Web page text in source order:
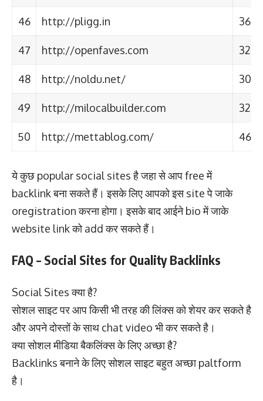
46 http://pligg.in 36
47 http://openfaves.com 32
48 http://noldu.net/ 30
49 http://milocalbuilder.com 32
50 http://mettablog.com/ 46
ये कुछ popular social sites है जहा से आप free में
backlink बना सकते हैं। इसके लिए आपको इस site पे जाके
oregistration करना होगा। इसके बाद आईने bio में जाके
website link को add कर सकते हैं।
FAQ – Social Sites for Quality Backlinks
Social Sites क्या है?
सोशल साइट पर आप किसी भी तरह की लिंक्स को शेयर कर सकते है
और अपने दोस्तों के साथ chat video भी कर सकते है।
क्या सोशल मीडिया बैकलिंक्स के लिए अच्छा है?
Backlinks बनाने के लिए सोशल साइट बहुत अच्छा paltform
है।